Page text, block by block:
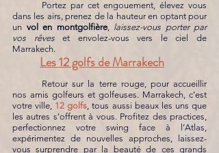
dans les airs, prenez de la hauteur en optant pour
un vol en montgolfière, laissez-vous porter par
vos rêves et envolez-vous vers le ciel de
Marrakech.
Les 12 golfs de Marrakech
nos amis golfeurs et golfeuses. Marrakech, c’est
votre ville, 12 golfs, tous aussi beaux les uns que
les autres s’offrent à vous. Profitez des practices,
perfectionnez votre swing face à l’Atlas,
expérimentez de nouvelles approches, laissez-
vous surprendre par la beauté de ces grands